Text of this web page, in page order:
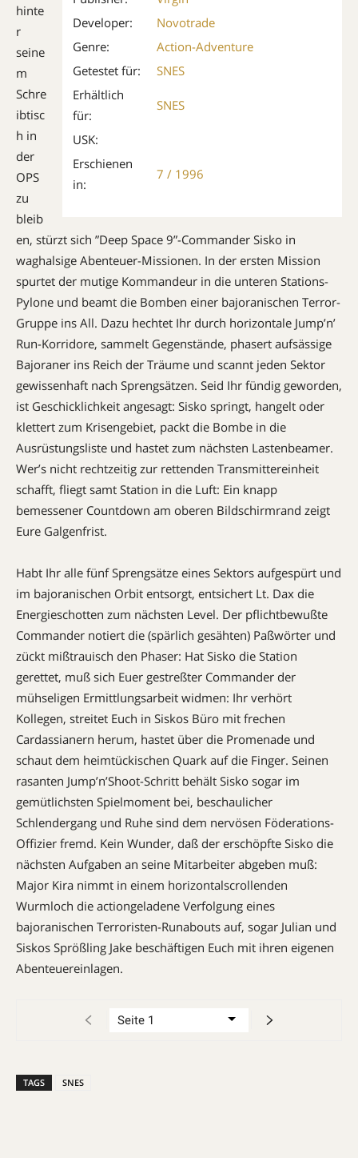
Developer:
Novotrade
Genre:
Action-Adventure
Getestet für:
SNES
Erhältlich
für:
SNES
USK:
Erschienen
in:
7 / 1996
hinte
r
seine
m
Schre
ibtisc
h in
der
OPS
zu
bleib
en, stürzt sich ”Deep Space 9”-Commander Sisko in
waghalsige Abenteuer-Missionen. In der ersten Mission
spurtet der mutige Kommandeur in die unteren Stations-
Pylone und beamt die Bomben einer bajoranischen Terror-
Gruppe ins All. Dazu hechtet Ihr durch horizontale Jump’n’
Run-Korridore, sammelt Gegenstände, phasert aufsässige
Bajoraner ins Reich der Träume und scannt jeden Sektor
gewissenhaft nach Sprengsätzen. Seid Ihr fündig geworden,
ist Geschicklichkeit angesagt: Sisko springt, hangelt oder
klettert zum Krisengebiet, packt die Bombe in die
Ausrüstungsliste und hastet zum nächsten Lastenbeamer.
Wer’s nicht rechtzeitig zur rettenden Transmittereinheit
schafft, fliegt samt Station in die Luft: Ein knapp
bemessener Countdown am oberen Bildschirmrand zeigt
Eure Galgenfrist.
Habt Ihr alle fünf Sprengsätze eines Sektors aufgespürt und
im bajoranischen Orbit entsorgt, entsichert Lt. Dax die
Energie­schotten zum nächsten Level. Der pflichtbewußte
Commander notiert die (spärlich gesähten) Paßwörter und
zückt mißtrauisch den Phaser: Hat Sisko die Station
gerettet, muß sich Euer gestreßter Commander der
mühseligen Ermittlungsarbeit widmen: Ihr verhört
Kollegen, streitet Euch in Siskos Büro mit frechen
Cardassianern herum, hastet über die Promenade und
schaut dem heimtückischen Quark auf die Finger. Seinen
rasanten Jump’n’Shoot-Schritt behält Sisko sogar im
gemütlichsten Spielmoment bei, beschaulicher
Schlendergang und Ruhe sind dem nervösen Föderations-
Offizier fremd. Kein Wunder, daß der erschöpfte Sisko die
nächsten Aufgaben an seine Mitarbeiter abgeben muß:
Major Kira nimmt in einem horizontalscrollenden
Wurmloch die actiongeladene Verfolgung eines
bajoranischen Terroristen-Runabouts auf, sogar Julian und
Siskos Sprößling Jake beschäftigen Euch mit ihren eigenen
Abenteuereinlagen.
TAGS SNES